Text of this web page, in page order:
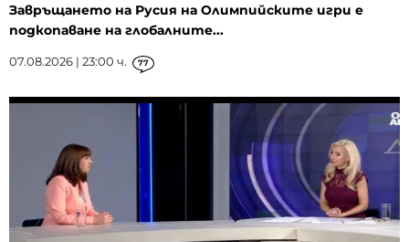
Завръщането на Русия на Олимпийските игри е
подкопаване на глобалните...
07.08.2026 | 23:00 ч. 77